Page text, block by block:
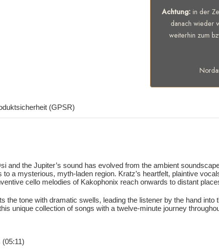
Achtung: in der
danach wieder
weiterhin zum
(GPSR)
and the Jupiter’s sound has evolved from the ambient
a mysterious, myth-laden region. Kratz’s heartfelt, plaintive
cello melodies of Kakophonix reach onwards to distant
the tone with dramatic swells, leading the listener by the hand
unique collection of songs with a twelve-minute journey